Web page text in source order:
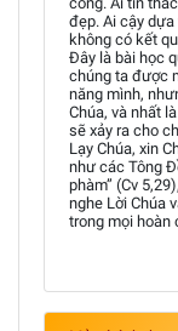
đẹp. Ai cậy
không có kết
Đây là bài học
chúng ta được
năng mình,
Chúa, và nhất
sẽ xảy ra cho
Lạy Chúa, xin
như các Tông
phàm” (Cv
nghe Lời Chúa
trong mọi hoàn